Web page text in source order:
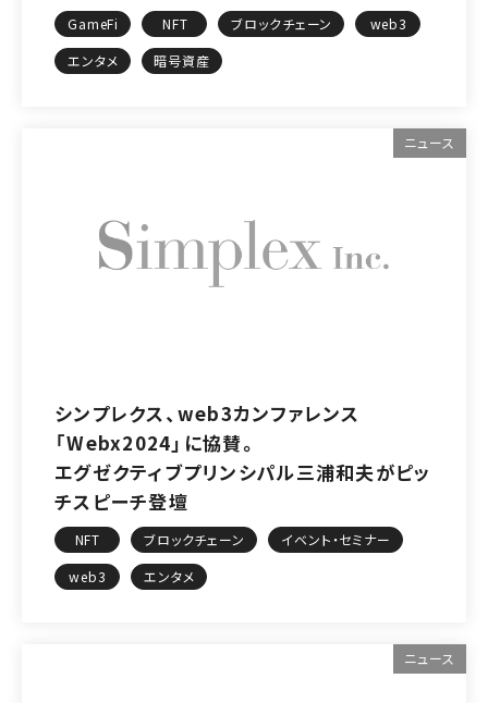
GameFi NFT ブロックチェーン
web3
エンタメ
暗号資産
ニュース
シンプレクス、web3カンファレンス
「Webx2024」に協賛。
エグゼクティブプリンシパル三浦和夫がピッ
チスピーチ登壇
NFT ブロックチェーン
イベント・セミナー
web3
エンタメ
ニュース